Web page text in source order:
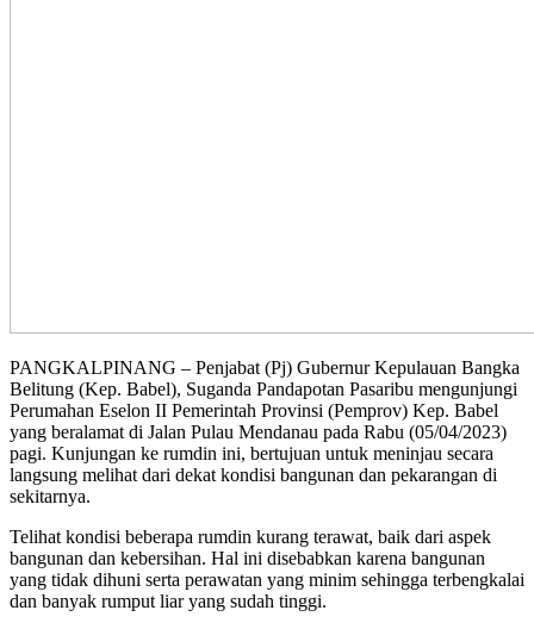
PANGKALPINANG – Penjabat (Pj) Gubernur Kepulauan Bangka
Belitung (Kep. Babel), Suganda Pandapotan Pasaribu mengunjungi
Perumahan Eselon II Pemerintah Provinsi (Pemprov) Kep. Babel
yang beralamat di Jalan Pulau Mendanau pada Rabu (05/04/2023)
pagi. Kunjungan ke rumdin ini, bertujuan untuk meninjau secara
langsung melihat dari dekat kondisi bangunan dan pekarangan di
sekitarnya.
Telihat kondisi beberapa rumdin kurang terawat, baik dari aspek
bangunan dan kebersihan. Hal ini disebabkan karena bangunan
yang tidak dihuni serta perawatan yang minim sehingga terbengkalai
dan banyak rumput liar yang sudah tinggi.